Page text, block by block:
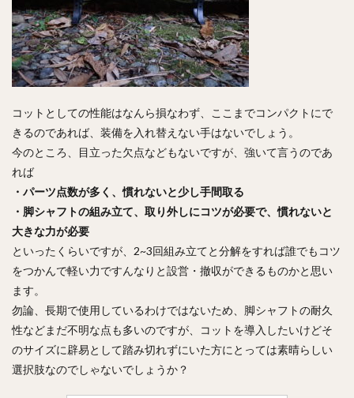
コットとしての性能はなんら損なわず、ここまでコンパクトにで
きるのであれば、装備を入れ替えない手はないでしょう。
今のところ、目立った欠点などもないですが、強いて言うのであ
れば
・パーツ点数が多く、慣れないと少し手間取る
・脚シャフトの組み立て、取り外しにコツが必要で、慣れないと
大きな力が必要
といったくらいですが、2~3回組み立てと分解をすれば誰でもコツ
をつかんで軽い力ですんなりと設営・撤収ができるものかと思い
ます。
勿論、長期で使用しているわけではないため、脚シャフトの耐久
性などまだ不明な点も多いのですが、コットを導入したいけどそ
のサイズに辟易として踏み切れずにいた方にとっては素晴らしい
選択肢なのでしゃないでしょうか？